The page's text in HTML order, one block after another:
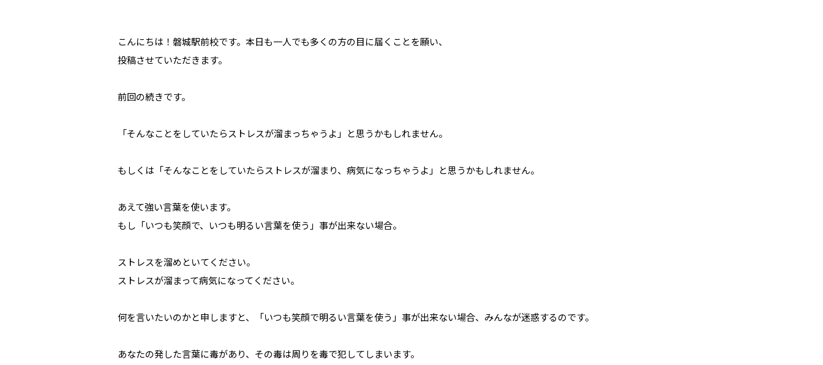
こんにちは！磐城駅前校です。本日も一人でも多くの方の目に届くことを願い、
投稿させていただきます。
前回の続きです。
「そんなことをしていたらストレスが溜まっちゃうよ」と思うかもしれません。
もしくは「そんなことをしていたらストレスが溜まり、病気になっちゃうよ」と思うかもしれません。
あえて強い言葉を使います。
もし「いつも笑顔で、いつも明るい言葉を使う」事が出来ない場合。
ストレスを溜めといてください。
ストレスが溜まって病気になってください。
何を言いたいのかと申しますと、「いつも笑顔で明るい言葉を使う」事が出来ない場合、みんなが迷惑するのです。
あなたの発した言葉に毒があり、その毒は周りを毒で犯してしまいます。